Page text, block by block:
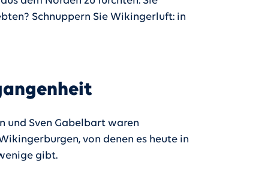
Schnuppern Sie Wikingerluft: in
und Sven Gabelbart waren
von denen es heute in
gibt.